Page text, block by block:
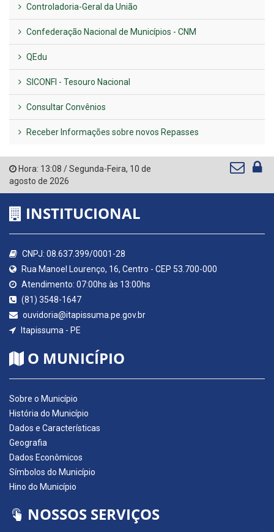
Controladoria-Geral da União
Confederação Nacional de Municípios - CNM
QEdu
SICONFI - Tesouro Nacional
Consultar Convênios
Receber Informações sobre novos Repasses
Hora: 13:08 /Segunda-Feira, 10 de
agosto de 2026
INSTITUCIONAL
CNPJ: 08.637.399/0001-28
Rua Manoel Lourenço, 16, Centro - CEP 53.700-000
Atendimento: 07:00hs às 13:00hs
(81) 3548-1647
ouvidoria@itapissuma.pe.gov.br
Itapissuma - PE
O MUNICÍPIO
Sobre o Município
História do Município
Dados e Características
Geografia
Dados Econômicos
Símbolos do Município
Hino do Município
NOSSOS SERVIÇOS